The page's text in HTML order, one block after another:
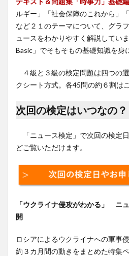
ルギー」「社会保障のこれから」
など２１のテーマについて、グラ
ュースをわかりやすく解説してい
Basic」でそもそもの基礎知識を身
４級と３級の検定問題は四つの
クシート方式。各45問の約６割は
次回の検定はいつなの？
「ニュース検定」で次回の検定
どご覧いただけます。
「ウクライナ侵攻がわかる」 ニ
開
ロシアによるウクライナへの軍事
約３カ月間の動きをまとめた特集